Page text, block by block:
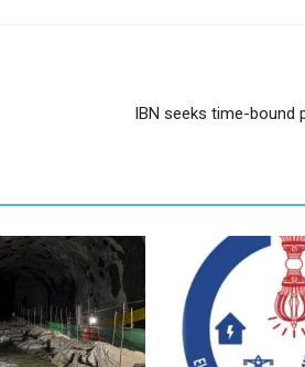
IBN seeks time-bound